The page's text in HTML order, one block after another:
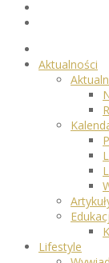
Aktualności
Lifestyle